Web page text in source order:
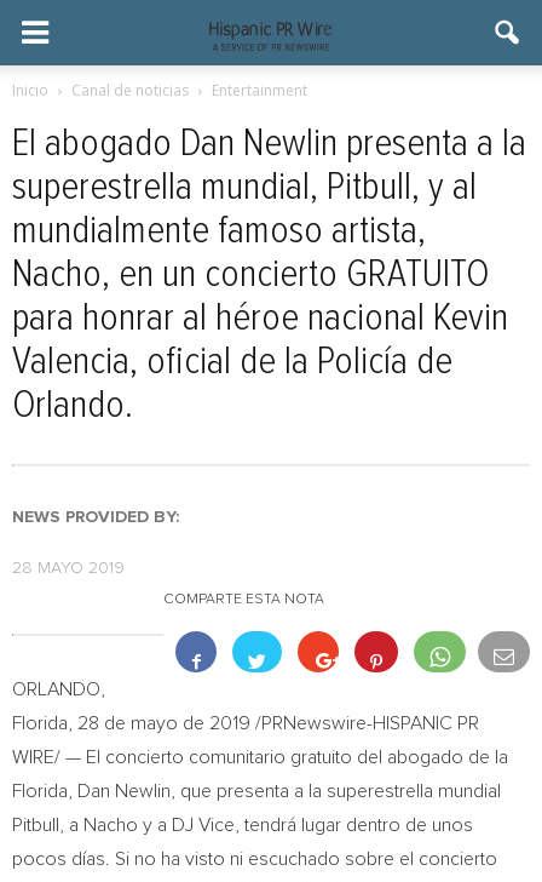
Inicio Canal de noticias Entertainment
El abogado Dan Newlin presenta a la
superestrella mundial, Pitbull, y al
mundialmente famoso artista,
Nacho, en un concierto GRATUITO
para honrar al héroe nacional Kevin
Valencia, oficial de la Policía de
Orlando.
NEWS PROVIDED BY:
28 MAYO 2019
COMPARTE ESTA NOTA
ORLANDO,
Florida , 28 de mayo de 2019 /PRNewswire-HISPANIC PR
WIRE/ — El concierto comunitario gratuito del abogado de la
Florida
Dan Newlin , que presenta a la superestrella mundial
Pitbull, a Nacho y a DJ Vice, tendrá lugar dentro de unos
pocos días. Si no ha visto ni escuchado sobre el concierto